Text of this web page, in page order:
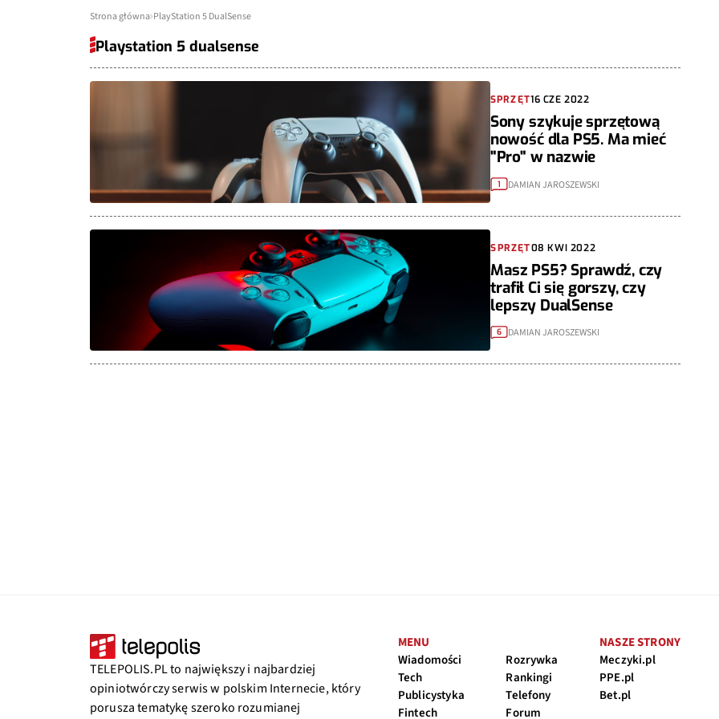
Strona główna PlayStation 5 DualSense
Playstation 5 dualsense
SPRZĘT16 CZE 2022
Sony szykuje sprzętową
nowość dla PS5. Ma mieć
"Pro" w nazwie
1 DAMIAN JAROSZEWSKI
SPRZĘT08 KWI 2022
Masz PS5? Sprawdź, czy
trafił Ci się gorszy, czy
lepszy DualSense
6 DAMIAN JAROSZEWSKI
TELEPOLIS.PL to największy i najbardziej
opiniotwórczy serwis w polskim Internecie, który
porusza tematykę szeroko rozumianej
MENU
Wiadomości
Tech
Publicystyka
Fintech
Rozrywka
Rankingi
Telefony
Forum
NASZE STRONY
Meczyki.pl
PPE.pl
Bet.pl